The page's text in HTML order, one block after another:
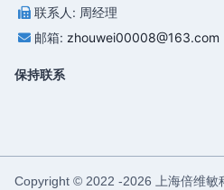
联系人: 周经理
邮箱: zhouwei00008@163.com
保持联系
Copyright © 2022 -2026 上海倍维